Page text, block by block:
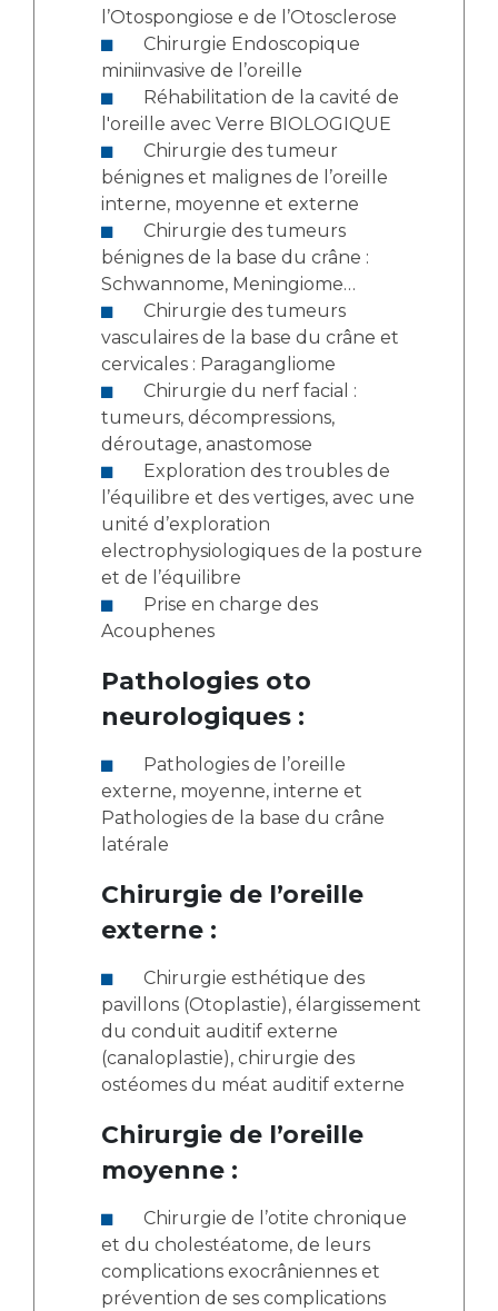
l’Otospongiose e de l’Otosclerose
miniinvasive de l’oreille
l'oreille avec Verre BIOLOGIQUE
bénignes et malignes de l’oreille
interne, moyenne et externe
bénignes de la base du crâne :
Schwannome, Meningiome…
vasculaires de la base du crâne et
cervicales : Paragangliome
tumeurs, décompressions,
déroutage, anastomose
l’équilibre et des vertiges, avec une
unité d’exploration
electrophysiologiques de la posture
et de l’équilibre
Acouphenes
Pathologies oto
neurologiques :
externe, moyenne, interne et
Pathologies de la base du crâne
latérale
Chirurgie de l’oreille
externe :
pavillons (Otoplastie), élargissement
du conduit auditif externe
(canaloplastie), chirurgie des
ostéomes du méat auditif externe
Chirurgie de l’oreille
moyenne :
et du cholestéatome, de leurs
complications exocrâniennes et
prévention de ses complications